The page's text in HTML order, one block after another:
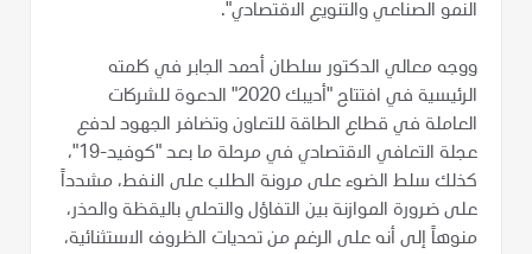
النمو الصناعي والتنويع الاقتصادي".
ووجه معالي الدكتور سلطان أحمد الجابر في كلمته
الرئيسية في افتتاح "أديبك 2020" الدعوة للشركات
العاملة في قطاع الطاقة للتعاون وتضافر الجهود لدفع
عجلة التعافي الاقتصادي في مرحلة ما بعد "كوفيد-19"،
كذلك سلط الضوء على مرونة الطلب على النفط، مشدداً
على ضرورة الموازنة بين التفاؤل والتحلي باليقظة والحذر،
منوهاً إلى أنه على الرغم من تحديات الظروف الاستثنائية،